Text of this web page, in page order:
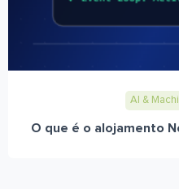
AI &
O que é o alojamento